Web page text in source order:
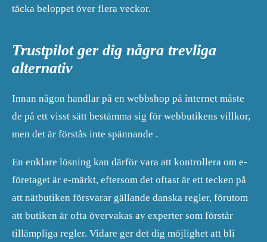
täcka beloppet över flera veckor.
Trustpilot ger dig några trevliga
alternativ
Innan någon handlar på en webbshop på internet måste
de på ett visst sätt bestämma sig för webbutikens villkor,
men det är förstås inte spännande .
En enklare lösning kan därför vara att kontrollera om e-
företaget är e-märkt, eftersom det oftast är ett tecken på
att nätbutiken försvarar gällande danska regler, förutom
att butiken är ofta övervakas av experter som förstår
tillämpliga regler. Vidare ger det dig möjlighet att bli